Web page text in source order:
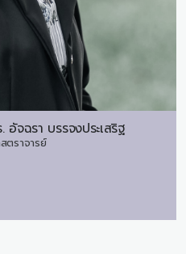
อัจฉรา บรรจงประเสริฐ
ตราจารย์